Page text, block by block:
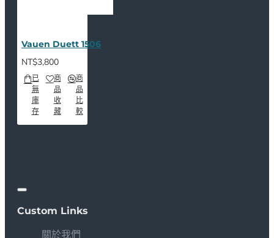
Vauen Duett 1506
NT$3,800
已
無
庫
存
商
品
收
藏
商
品
比
較
Custom Links
關於我們